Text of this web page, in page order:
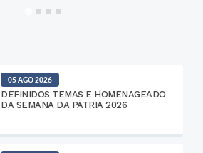
05 AGO 2026
DEFINIDOS TEMAS E HOMENAGEADO
DA SEMANA DA PÁTRIA 2026